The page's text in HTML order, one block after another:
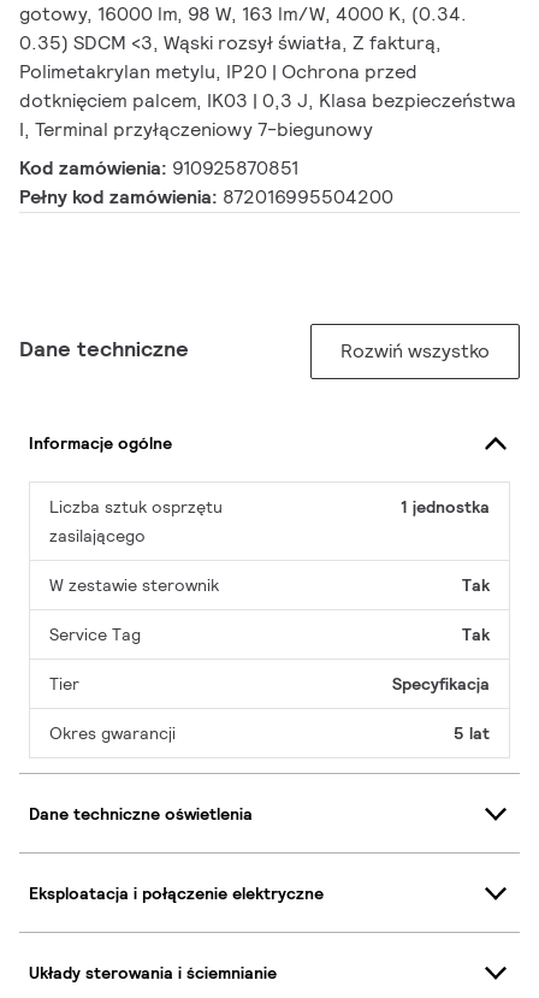
gotowy, 16000 lm, 98 W, 163 lm/W, 4000 K, (0.34.
0.35) SDCM <3, Wąski rozsył światła, Z fakturą,
Polimetakrylan metylu, IP20 | Ochrona przed
dotknięciem palcem, IK03 | 0,3 J, Klasa bezpieczeństwa
I, Terminal przyłączeniowy 7-biegunowy
Kod zamówienia: 910925870851
Pełny kod zamówienia: 872016995504200
Dane techniczne Rozwiń wszystko
Informacje ogólne
Liczba sztuk osprzętu
zasilającego
1 jednostka
W zestawie sterownik Tak
Service Tag Tak
Tier Specyfikacja
Okres gwarancji 5 lat
Dane techniczne oświetlenia
Eksploatacja i połączenie elektryczne
Układy sterowania i ściemnianie